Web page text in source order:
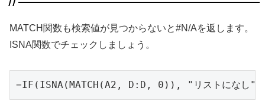
MATCH関数も検索値が見つからないと#N/Aを返します。
ISNA関数でチェックしましょう。
=IF(ISNA(MATCH(A2, D:D, 0)), "リストになし